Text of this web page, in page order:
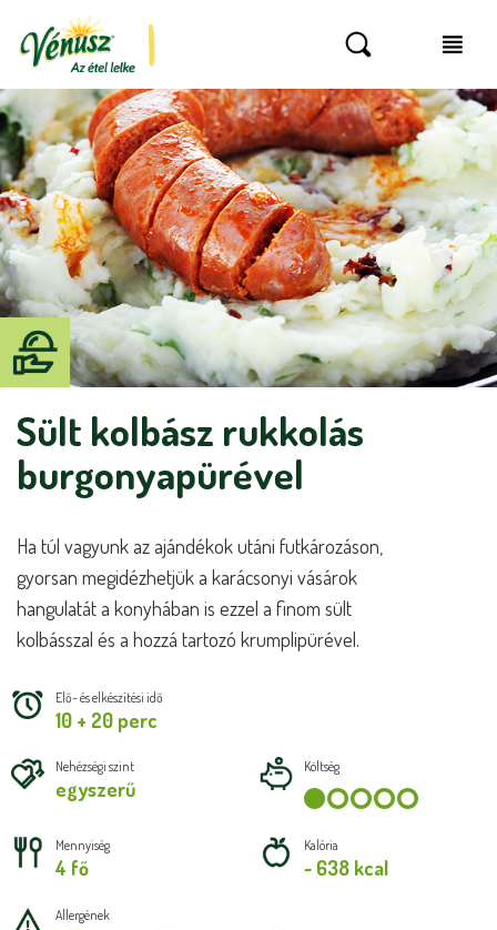
Sült kolbász rukkolás
burgonyapürével
Ha túl vagyunk az ajándékok utáni futkározáson,
gyorsan megidézhetjük a karácsonyi vásárok
hangulatát a konyhában is ezzel a finom sült
kolbásszal és a hozzá tartozó krumplipürével.
Elő- és elkészítési idő
10 + 20 perc
Nehézségi szint
egyszerű
Költség
Mennyiség
4 fő
Kalória
~ 638 kcal
Allergének